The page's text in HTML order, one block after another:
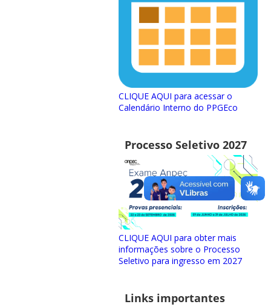
CLIQUE AQUI para acessar o
Calendário Interno do PPGEco
Processo Seletivo 2027
CLIQUE AQUI para obter mais
informações sobre o Processo
Seletivo para ingresso em 2027
Links importantes